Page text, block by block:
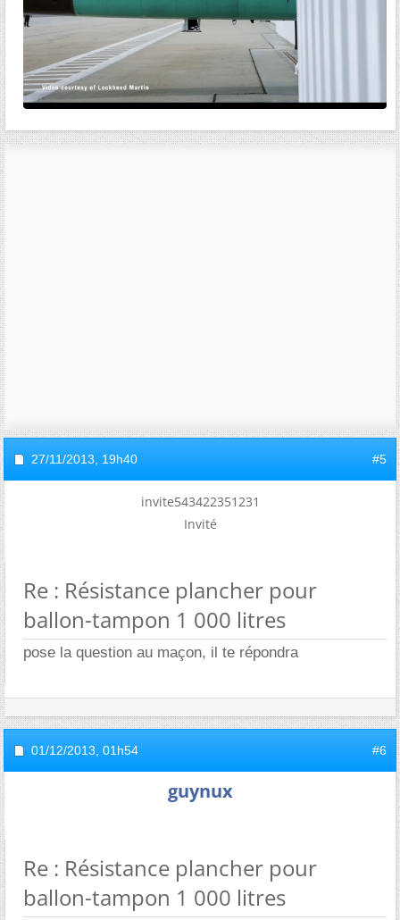
27/11/2013, 19h40 #5
invite543422351231
Invité
Re : Résistance plancher pour
ballon-tampon 1 000 litres
pose la question au maçon, il te répondra
01/12/2013, 01h54 #6
guynux
Re : Résistance plancher pour
ballon-tampon 1 000 litres